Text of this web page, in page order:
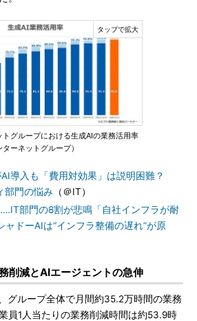
グループにおける生成AIの業務活用率
ターネットグループ）
AI導入も「費用対効果」は説明困難？
部門の悩み （＠IT）
部門の8割が悲鳴「自社インフラが耐
ャドーAIは“インフラ整備の遅れ”が原
削減とAIエージェントの急伸
グループ全体で月間約35.2万時間の業務
員1人当たりの業務削減時間は約53.9時